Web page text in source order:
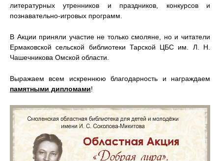
литературных утренников и праздников, конкурсов и
познавательно-игровых программ.
В Акции приняли участие не только смоляне, но и читатели
Ермаковской сельской библиотеки Тарской ЦБС им. Л. Н.
Чашечникова Омской области.
Выражаем всем искреннюю благодарность и награждаем
памятными дипломами!